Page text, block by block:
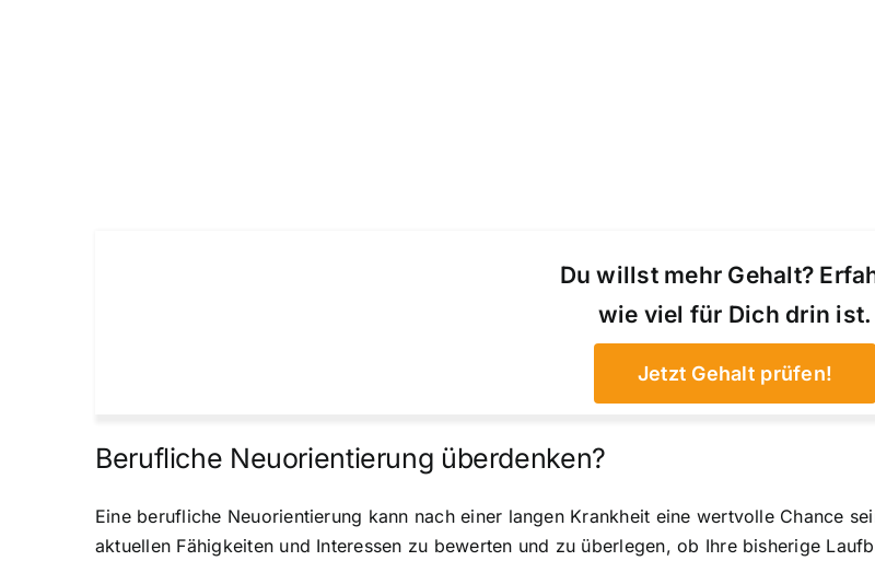
Du willst mehr Gehalt?
wie viel für Dich drin ist.
Jetzt Gehalt prüfen!
Berufliche Neuorientierung überdenken?
Eine berufliche Neuorientierung kann nach einer langen Krankheit eine wertvolle Chance
aktuellen Fähigkeiten und Interessen zu bewerten und zu überlegen, ob Ihre bisherige